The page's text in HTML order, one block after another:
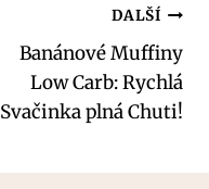
DALŠÍ
Banánové Muffiny
Low Carb: Rychlá
Svačinka plná Chuti!